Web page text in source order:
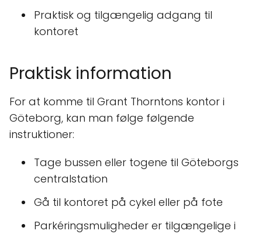
Praktisk og tilgængelig adgang til
kontoret
Praktisk information
For at komme til Grant Thorntons kontor i
Göteborg, kan man følge følgende
instruktioner:
Tage bussen eller togene til Göteborgs
centralstation
Gå til kontoret på cykel eller på fote
Parkéringsmuligheder er tilgængelige i